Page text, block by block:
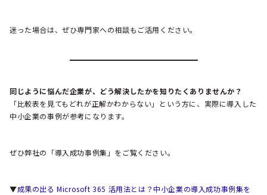
迷った場合は、ぜひ専門家への相談もご活用ください。
同じように悩んだ企業が、どう解決したかを知りたくありませんか？
「比較表を見てもどれが正解かわからない」という方に、実際に導入した
中小企業の事例が参考になります。
ぜひ弊社の「導入成功事例集」をご覧ください。
▼成果の出る Microsoft 365 活用法とは？中小企業の導入成功事例集を